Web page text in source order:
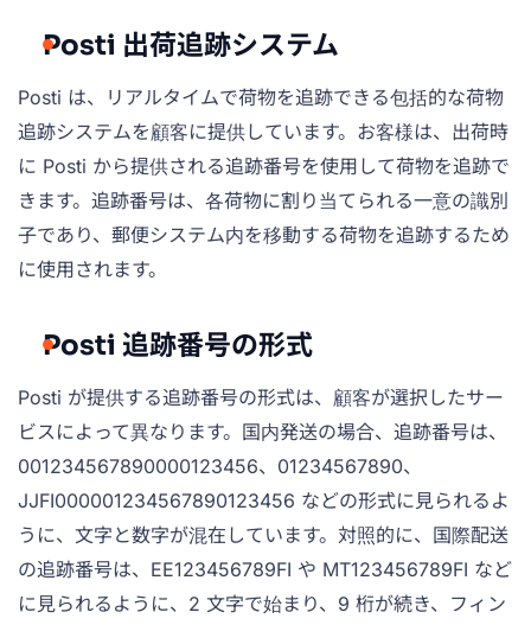
Posti 出荷追跡システム
Posti は、リアルタイムで荷物を追跡できる包括的な荷物
追跡システムを顧客に提供しています。お客様は、出荷時
に Posti から提供される追跡番号を使用して荷物を追跡で
きます。追跡番号は、各荷物に割り当てられる一意の識別
子であり、郵便システム内を移動する荷物を追跡するため
に使用されます。
Posti 追跡番号の形式
Posti が提供する追跡番号の形式は、顧客が選択したサー
ビスによって異なります。国内発送の場合、追跡番号は、
001234567890000123456、01234567890、
JJFI000001234567890123456 などの形式に見られるよ
うに、文字と数字が混在しています。対照的に、国際配送
の追跡番号は、EE123456789FI や MT123456789FI など
に見られるように、2 文字で始まり、9 桁が続き、フィン